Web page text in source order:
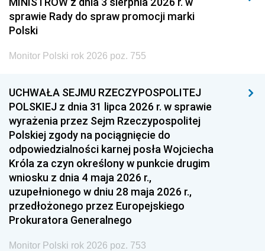
2008 2007 2006
2005
1996 1995 1994
1993 1992 1991
1990 1989
1987 1986 1985
1984 1983
1981 1980 1979
1978 1977
1975 1974
sprawie Rady do spraw promocji marki
Polski
Monitor Polski rok 2026 poz. 755
UCHWAŁA SEJMU RZECZYPOSPOLITEJ
POLSKIEJ z dnia 31 lipca 2026 r. w sprawie
wyrażenia przez Sejm Rzeczypospolitej
Polskiej zgody na pociągnięcie do
odpowiedzialności karnej posła Wojciecha
Króla za czyn określony w punkcie drugim
wniosku z dnia 4 maja 2026 r.,
uzupełnionego w dniu 28 maja 2026 r.,
przedłożonego przez Europejskiego
Prokuratora Generalnego
Monitor Polski rok 2026 poz. 753